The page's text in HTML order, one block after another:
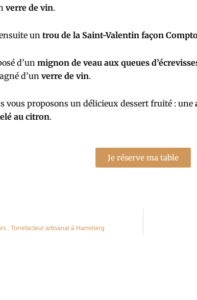
verre de vin.
un trou de la Saint-Valentin façon
d’un mignon de veau aux queues
d’un verre de vin.
vous proposons un délicieux dessert fruité : une
au citron.
Je réserve ma table
: Torrefacteur artisanal à Harreberg